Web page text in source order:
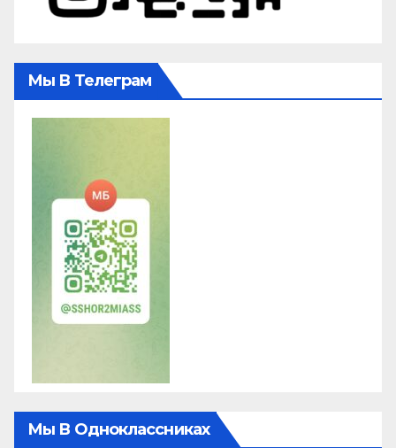
Мы В Телеграм
Мы В Одноклассниках